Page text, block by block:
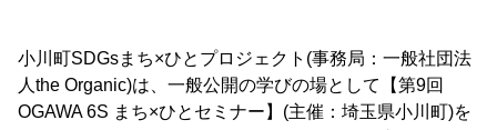
小川町SDGsまち×ひとプロジェクト(事務局：一般社団法
人the Organic)は、一般公開の学びの場として【第9回
OGAWA 6S まち×ひとセミナー】(主催：埼玉県小川町)を